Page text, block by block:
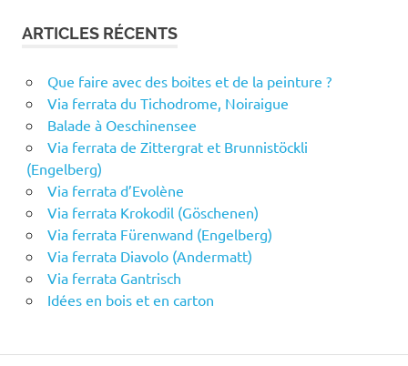
ARTICLES RÉCENTS
Que faire avec des boites et de la peinture ?
Via ferrata du Tichodrome, Noiraigue
Balade à Oeschinensee
Via ferrata de Zittergrat et Brunnistöckli
(Engelberg)
Via ferrata d’Evolène
Via ferrata Krokodil (Göschenen)
Via ferrata Fürenwand (Engelberg)
Via ferrata Diavolo (Andermatt)
Via ferrata Gantrisch
Idées en bois et en carton